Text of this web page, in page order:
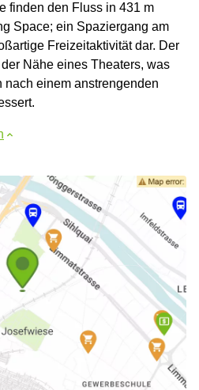
finden den Fluss in 431 m
Space; ein Spaziergang am
Freizeitaktivität dar. Der
Nähe eines Theaters, was
nach einem anstrengenden